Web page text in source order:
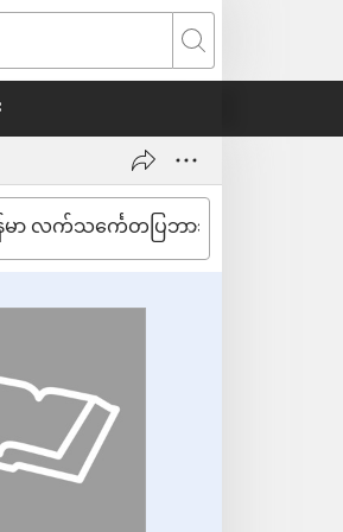
ရှာဖွေ
ပါ